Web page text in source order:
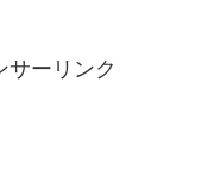
サーリンク